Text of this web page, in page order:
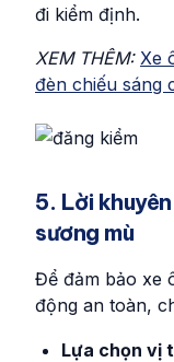
đi kiểm định.
XEM THÊM: Xe
đèn chiếu sáng
5. Lời
sương mù
Để đảm bảo xe
động an toàn,
Lựa chọn vị